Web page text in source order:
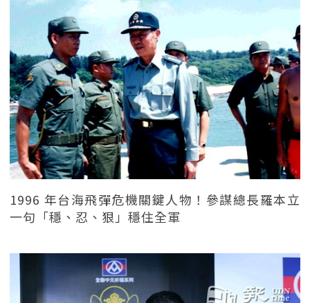
1996 年台海飛彈危機關鍵人物！參謀總長羅本立
一句「穩、忍、狠」穩住全軍